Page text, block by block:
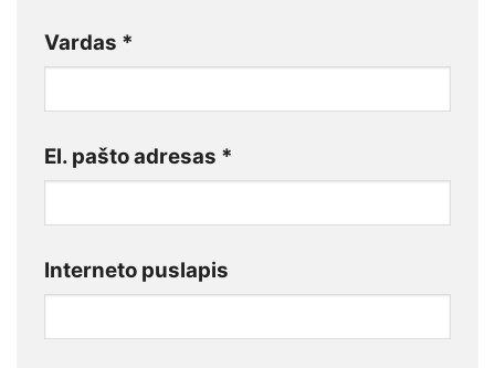
Vardas *
El. pašto adresas *
Interneto puslapis